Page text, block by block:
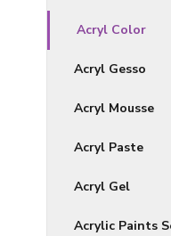
Acryl Color
Acryl Gesso
Acryl Mousse
Acryl Paste
Acryl Gel
Acrylic Paints